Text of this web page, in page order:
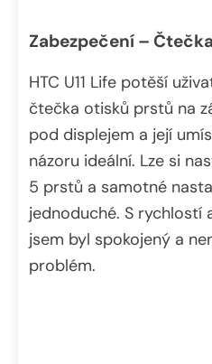
Zabezpečení –
HTC U11 Life potěší
čtečka otisků prstů na
pod displejem a její
názoru ideální. Lze si
5 prstů a samotné
jednoduché. S
jsem byl spokojený a
problém.